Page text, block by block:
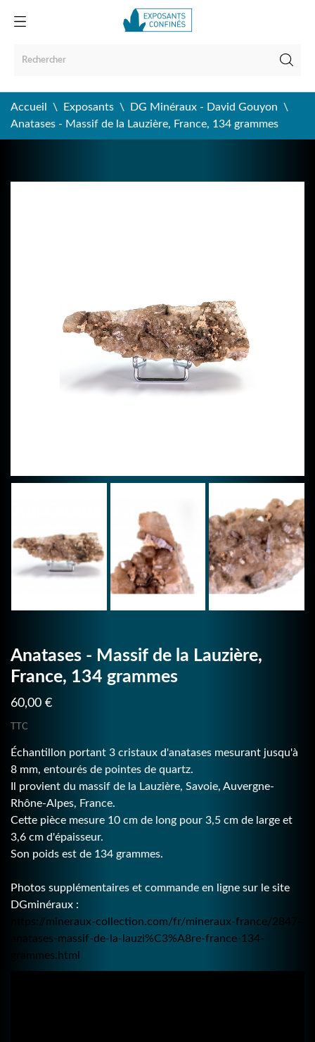
Accueil Exposants
DG Minéraux - David Gouyon
Anatases - Massif de la Lauzière, France, 134 grammes
Anatases - Massif de la Lauzière,
France, 134 grammes
60,00 €
TTC
Échantillon portant 3 cristaux d'anatases mesurant jusqu'à
8 mm, entourés de pointes de quartz.
Il provient du massif de la Lauzière, Savoie, Auvergne-
Rhône-Alpes, France.
Cette pièce mesure 10 cm de long pour 3,5 cm de large et
3,6 cm d'épaisseur.
Son poids est de 134 grammes.
Photos supplémentaires et commande en ligne sur le site
DGminéraux :
https://mineraux-collection.com/fr/mineraux-france/2847-
anatases-massif-de-la-lauzi%C3%A8re-france-134-
grammes.html